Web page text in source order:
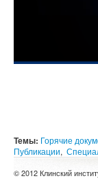
Темы: Горячие
Публикации,
© 2012 Клинский